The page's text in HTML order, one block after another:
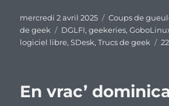
Publié
le
mercredi 2 avril 2025 Catégories
Coups de
de geek
Étiquettes
DGLFI,geekeries,
logiciel libre,SDesk,Trucs de geek
En vrac’